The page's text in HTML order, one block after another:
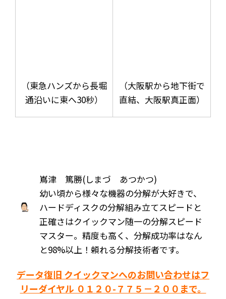
（東急ハンズから長堀
通沿いに東へ30秒）
（大阪駅から地下街で
直結、大阪駅真正面）
嶌津 篤勝(しまづ あつかつ)
幼い頃から様々な機器の分解が大好きで、
ハードディスクの分解組み立てスピードと
正確さはクイックマン随一の分解スピード
マスター。精度も高く、分解成功率はなん
と98%以上！頼れる分解技術者です。
データ復旧 クイックマンへのお問い合わせはフ
リーダイヤル ０１２０-７７５－２００まで。